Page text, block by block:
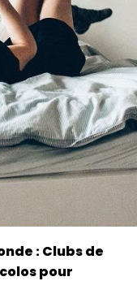
: Clubs de
pour